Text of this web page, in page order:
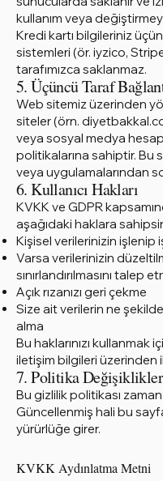
kullanım veya
Kredi kartı bilgileriniz
sistemleri (ör. iyzico,
tarafımızca saklanmaz.
5. Üçüncü Taraf
Web sitemiz üzerinden
siteler (örn.
veya sosyal medya
politikalarına sahiptir. Bu
veya uygulamalarından
6. Kullanıcı Hakları
KVKK ve GDPR
aşağıdaki haklara
Kişisel verilerinizin
Varsa verilerinizin
sınırlandırılmasını talep
Açık rızanızı geri çekme
Size ait verilerin ne
alma
Bu haklarınızı kullanmak
iletişim bilgileri üzerinden
7. Politika
Bu gizlilik politikası
Güncellenmiş hali bu
yürürlüğe girer.
KVKK Aydınlatma Metni